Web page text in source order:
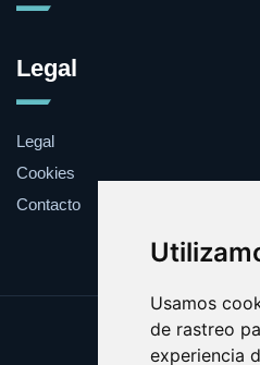
Usamos
de rastreo
experiencia
Legal
Legal
Cookies
Contacto
Update